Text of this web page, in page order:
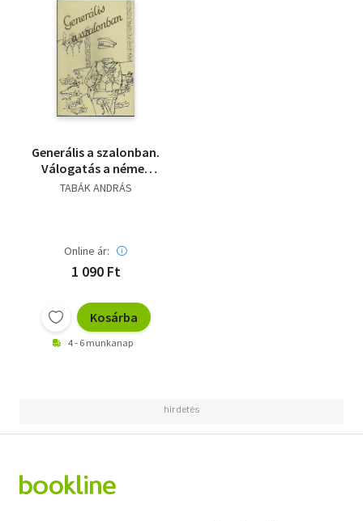
Generális a szalonban.
Válogatás a német
irod.katonaelbeszéléseiből.
TABÁK ANDRÁS
Online ár:
1 090 Ft
Kosárba
4 - 6 munkanap